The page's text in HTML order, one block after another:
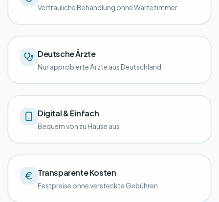
Vertrauliche Behandlung ohne Wartezimmer
Deutsche Ärzte
Nur approbierte Ärzte aus Deutschland
Digital & Einfach
Bequem von zu Hause aus
Transparente Kosten
Festpreise ohne versteckte Gebühren